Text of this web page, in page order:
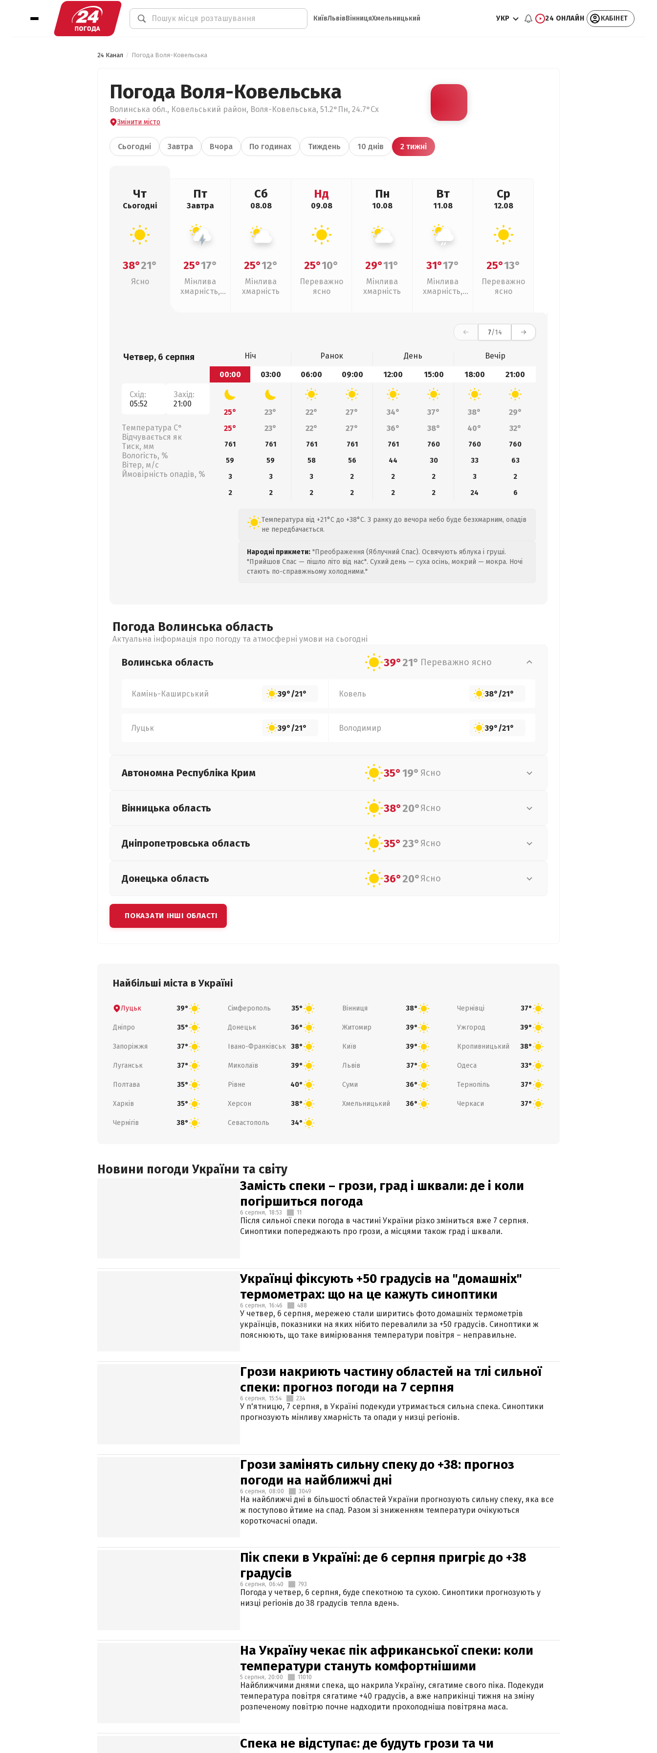
КиївЛьвівВінницяХмельницький УКР 24 ОНЛАЙН КАБІНЕТ
24 Канал Погода Воля-Ковельська
Погода Воля-Ковельська
Волинська обл., Ковельський район, Воля-Ковельська, 51.2°Пн, 24.7°Сх
Змінити місто
Сьогодні Завтра Вчора По годинах Тиждень 10 днів 2 тижні
Чт
Сьогодні
38°21°
Ясно
Пт
Завтра
25°17°
Мінлива
хмарність,
Сб
08.08
25°12°
Мінлива
хмарність
Нд
09.08
25°10°
Переважно
ясно
Пн
10.08
29°11°
Мінлива
хмарність
Вт
11.08
31°17°
Мінлива
хмарність,
Ср
12.08
25°13°
Переважно
ясно
7/14
Четвер, 6 серпня
Схід:
05:52
Захід:
21:00
Температура С°
Відчувається як
Тиск, мм
Вологість, %
Вітер, м/с
Ймовірність опадів, %
Ніч Ранок День
Вечір
00:00
03:00 06:00 09:00 12:00 15:00 18:00 21:00
25° 23° 22° 27° 34° 37° 38°
29°
25°
23° 22° 27° 36° 38° 40° 32°
761 761 761 761 761 760 760
760
59
59 58 56 44 30 33
63
3
3 3 2 2 2 3
2
2
2 2 2 2 2 24 6
Температура від +21°C до +38°C. З ранку до вечора небо буде безхмарним, опадів
не передбачається.
Народні прикмети: "Преображення (Яблучний Спас). Освячують яблука і груші.
"Прийшов Спас — пішло літо від нас". Сухий день — суха осінь, мокрий — мокра. Ночі
стають по-справжньому холодними."
Погода Волинська область
Актуальна інформація про погоду та атмосферні умови на сьогодні
Волинська область 39°21° Переважно ясно
Камінь-Каширський 39°/21° Ковель 38°/21°
Луцьк 39°/21° Володимир 39°/21°
Автономна Республіка Крим 35°19° Ясно
Вінницька область 38°20°Ясно
Дніпропетровська область 35°23° Ясно
Донецька область 36°20°Ясно
ПОКАЗАТИ ІНШІ ОБЛАСТІ
Найбільші міста в Україні
Луцьк 39° Сімферополь 35° Вінниця 38° Чернівці 37°
Дніпро 35° Донецьк 36° Житомир 39° Ужгород 39°
Запоріжжя 37° Івано-Франківськ 38° Київ 39° Кропивницький 38°
Луганськ 37° Миколаїв 39° Львів 37° Одеса 33°
Полтава 35° Рівне 40° Суми 36° Тернопіль 37°
Харків 35° Херсон 38° Хмельницький 36° Черкаси 37°
Чернігів 38° Севастополь 34°
Новини погоди України та світу
Замість спеки – грози, град і шквали: де і коли
погіршиться погода
6 серпня, 18:53 11
Після сильної спеки погода в частині України різко зміниться вже 7 серпня.
Синоптики попереджають про грози, а місцями також град і шквали.
Українці фіксують +50 градусів на "домашніх"
термометрах: що на це кажуть синоптики
6 серпня, 16:46 488
У четвер, 6 серпня, мережею стали ширитись фото домашніх термометрів
українців, показники на яких нібито перевалили за +50 градусів. Синоптики ж
пояснюють, що таке вимірювання температури повітря – неправильне.
Грози накриють частину областей на тлі сильної
спеки: прогноз погоди на 7 серпня
6 серпня, 15:54 234
У п'ятницю, 7 серпня, в Україні подекуди утримається сильна спека. Синоптики
прогнозують мінливу хмарність та опади у низці регіонів.
Грози замінять сильну спеку до +38: прогноз
погоди на найближчі дні
6 серпня, 08:00 3049
На найближчі дні в більшості областей України прогнозують сильну спеку, яка все
ж поступово йтиме на спад. Разом зі зниженням температури очікуються
короткочасні опади.
Пік спеки в Україні: де 6 серпня пригріє до +38
градусів
6 серпня, 06:40 793
Погода у четвер, 6 серпня, буде спекотною та сухою. Синоптики прогнозують у
низці регіонів до 38 градусів тепла вдень.
На Україну чекає пік африканської спеки: коли
температури стануть комфортнішими
5 серпня, 20:00 11010
Найближчими днями спека, що накрила Україну, сягатиме свого піка. Подекуди
температура повітря сягатиме +40 градусів, а вже наприкінці тижня на зміну
розпеченому повітрю почне надходити прохолодніша повітряна маса.
Спека не відступає: де будуть грози та чи